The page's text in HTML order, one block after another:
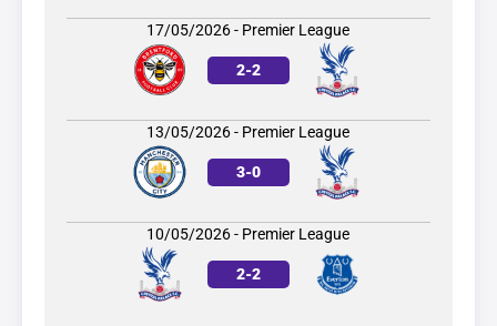
17/05/2026 - Premier League
2-2
13/05/2026 - Premier League
3-0
10/05/2026 - Premier League
2-2